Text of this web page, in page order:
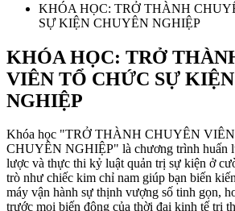
KHÓA HỌC: TRỞ THÀNH
SỰ KIỆN CHUYÊN NGHIỆP
KHÓA HỌC: TRỞ
VIÊN TỔ CHỨC SỰ
NGHIỆP
Khóa học "TRỞ THÀNH CHUYÊN
CHUYÊN NGHIỆP" là chương trình huấn
lược và thực thi kỷ luật quản trị sự kiện ở
trò như chiếc kim chỉ nam giúp bạn biến
máy vận hành sự thịnh vượng số tinh gọn,
trước mọi biến động của thời đại kinh tế tri